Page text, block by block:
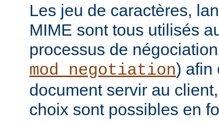
Les jeu de caractères,
MIME sont tous utilisés
processus de
mod_negotiation) afin
document servir au
choix sont possibles en